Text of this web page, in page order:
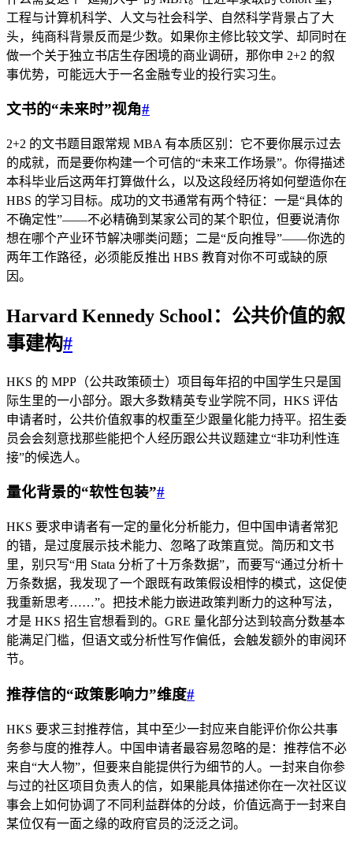
工程与计算机科学、人文与社会科学、自然科学背景占了大
头，纯商科背景反而是少数。如果你主修比较文学、却同时在
做一个关于独立书店生存困境的商业调研，那你申 2+2 的叙
事优势，可能远大于一名金融专业的投行实习生。
文书的“未来时”视角#
2+2 的文书题目跟常规 MBA 有本质区别：它不要你展示过去
的成就，而是要你构建一个可信的“未来工作场景”。你得描述
本科毕业后这两年打算做什么，以及这段经历将如何塑造你在
HBS 的学习目标。成功的文书通常有两个特征：一是“具体的
不确定性”——不必精确到某家公司的某个职位，但要说清你
想在哪个产业环节解决哪类问题；二是“反向推导”——你选的
两年工作路径，必须能反推出 HBS 教育对你不可或缺的原
因。
Harvard Kennedy School：公共价值的叙
事建构#
HKS 的 MPP（公共政策硕士）项目每年招的中国学生只是国
际生里的一小部分。跟大多数精英专业学院不同，HKS 评估
申请者时，公共价值叙事的权重至少跟量化能力持平。招生委
员会会刻意找那些能把个人经历跟公共议题建立“非功利性连
接”的候选人。
量化背景的“软性包装”#
HKS 要求申请者有一定的量化分析能力，但中国申请者常犯
的错，是过度展示技术能力、忽略了政策直觉。简历和文书
里，别只写“用 Stata 分析了十万条数据”，而要写“通过分析十
万条数据，我发现了一个跟既有政策假设相悖的模式，这促使
我重新思考……”。把技术能力嵌进政策判断力的这种写法，
才是 HKS 招生官想看到的。GRE 量化部分达到较高分数基本
能满足门槛，但语文或分析性写作偏低，会触发额外的审阅环
节。
推荐信的“政策影响力”维度#
HKS 要求三封推荐信，其中至少一封应来自能评价你公共事
务参与度的推荐人。中国申请者最容易忽略的是：推荐信不必
来自“大人物”，但要来自能提供行为细节的人。一封来自你参
与过的社区项目负责人的信，如果能具体描述你在一次社区议
事会上如何协调了不同利益群体的分歧，价值远高于一封来自
某位仅有一面之缘的政府官员的泛泛之词。